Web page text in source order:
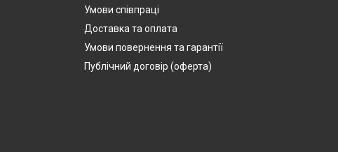
Умови співпраці
Доставка та оплата
Умови повернення та гарантії
Публічний договір (оферта)